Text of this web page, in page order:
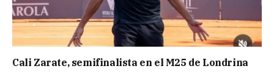
Cali Zarate, semifinalista en el M25 de Londrina